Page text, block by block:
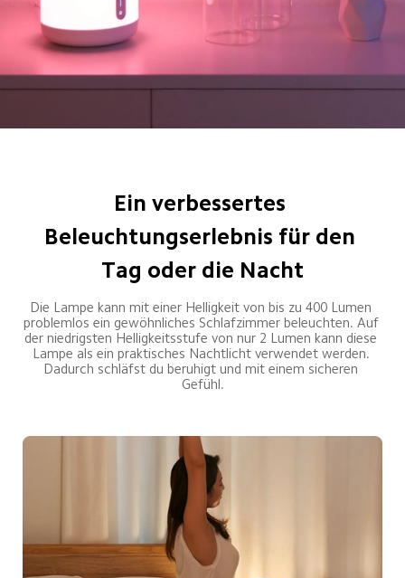
Ein verbessertes
Beleuchtungserlebnis für den
Tag oder die Nacht
Die Lampe kann mit einer Helligkeit von bis zu 400 Lumen
problemlos ein gewöhnliches Schlafzimmer beleuchten. Auf
der niedrigsten Helligkeitsstufe von nur 2 Lumen kann diese
Lampe als ein praktisches Nachtlicht verwendet werden.
Dadurch schläfst du beruhigt und mit einem sicheren
Gefühl.